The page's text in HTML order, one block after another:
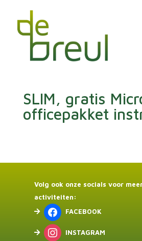
SLIM, gratis
officepakket
Volg ook onze socials voor
activiteiten:
FACEBOOK
INSTAGRAM